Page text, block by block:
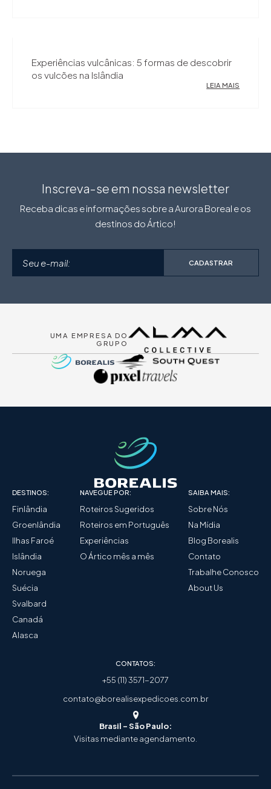
Experiências vulcânicas: 5 formas de descobrir
os vulcões na Islândia
LEIA MAIS
Inscreva-se em nossa newsletter
Receba dicas e informações sobre a Aurora Boreal e os
destinos do Ártico!
CADASTRAR
UMA EMPRESA DO
GRUPO
DESTINOS:
Finlândia
Groenlândia
Ilhas Faroé
Islândia
Noruega
Suécia
Svalbard
Canadá
Alasca
NAVEGUE POR:
Roteiros Sugeridos
Roteiros em Português
Experiências
O Ártico mês a mês
SAIBA MAIS:
Sobre Nós
Na Mídia
Blog Borealis
Contato
Trabalhe Conosco
About Us
CONTATOS:
+55 (11) 3571-2077
contato@borealisexpedicoes.com.br
Brasil - São Paulo:
Visitas mediante agendamento.